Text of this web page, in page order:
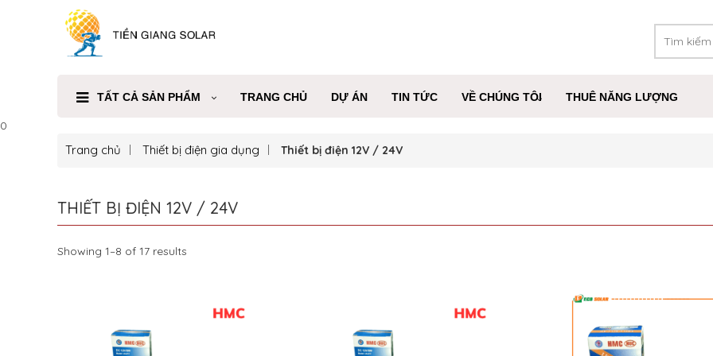
TẤT CẢ SẢN PHẨM TRANG CHỦ DỰ ÁN TIN TỨC VỀ CHÚNG TÔI THUÊ NĂNG LƯỢNG
0
Trang chủ Thiết bị điện gia dụng Thiết bị điện 12V / 24V
THIẾT BỊ ĐIỆN 12V / 24V
Showing 1–8 of 17 results